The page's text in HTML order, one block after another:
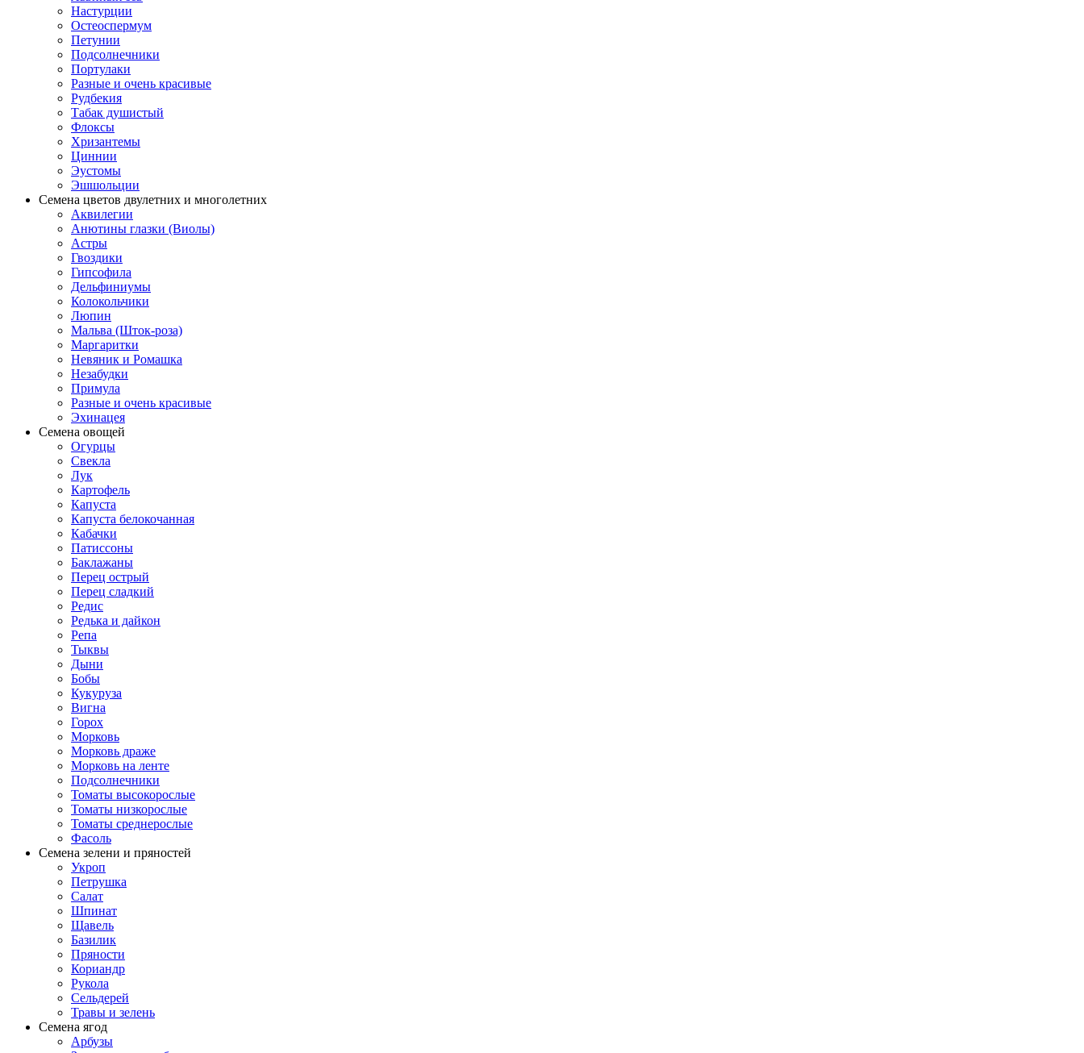
Настурции
Остеоспермум
Петунии
Подсолнечники
Портулаки
Разные и очень красивые
Рудбекия
Табак душистый
Флоксы
Хризантемы
Циннии
Эустомы
Эшшольции
Семена цветов двулетних и многолетних
Аквилегии
Анютины глазки (Виолы)
Астры
Гвоздики
Гипсофила
Дельфиниумы
Колокольчики
Люпин
Мальва (Шток-роза)
Маргаритки
Невяник и Ромашка
Незабудки
Примула
Разные и очень красивые
Эхинацея
Семена овощей
Огурцы
Свекла
Лук
Картофель
Капуста
Капуста белокочанная
Кабачки
Патиссоны
Баклажаны
Перец острый
Перец сладкий
Редис
Редька и дайкон
Репа
Тыквы
Дыни
Бобы
Кукуруза
Вигна
Горох
Морковь
Морковь драже
Морковь на ленте
Подсолнечники
Томаты высокорослые
Томаты низкорослые
Томаты среднерослые
Фасоль
Семена зелени и пряностей
Укроп
Петрушка
Салат
Шпинат
Щавель
Базилик
Пряности
Кориандр
Рукола
Сельдерей
Травы и зелень
Семена ягод
Арбузы